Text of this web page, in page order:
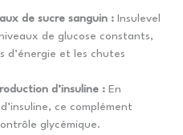
de sucre sanguin : Insulevel
de glucose constants,
d’énergie et les chutes
d’insuline : En
ce complément
glycémique.